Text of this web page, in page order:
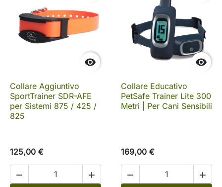

Collare Aggiuntivo
SportTrainer SDR-AFE
per Sistemi 875 / 425 /
825
125,00 €
 

Collare Educativo
PetSafe Trainer Lite 300
Metri | Per Cani Sensibili
169,00 €
 